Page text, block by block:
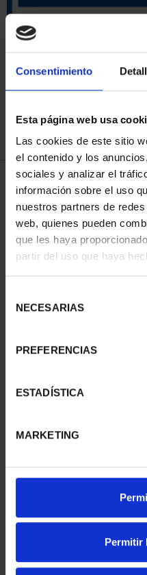
Consentimiento
Esta página web usa
Las cookies de este sitio
el contenido y los
sociales y analizar el
información sobre el uso
nuestros partners de
web, quienes pueden
que les haya
partir del uso que haya
NECESARIAS
PREFERENCIAS
ESTADÍSTICA
MARKETING
Permitir
4 Productos encontrados
PROVINCIA 1
Sólo para usuarios